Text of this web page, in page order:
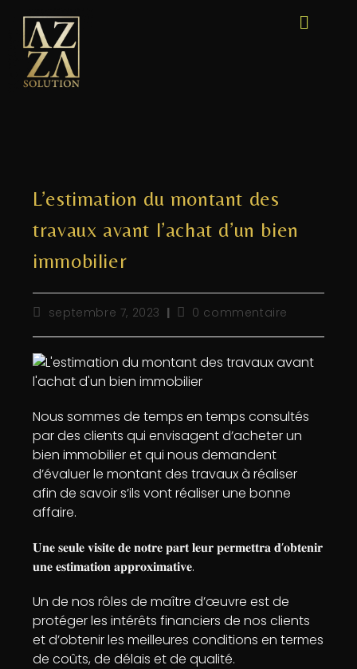
L’estimation du montant des
travaux avant l’achat d’un bien
immobilier
septembre 7, 2023 0 commentaire
Nous sommes de temps en temps consultés
par des clients qui envisagent d’acheter un
bien immobilier et qui nous demandent
d’évaluer le montant des travaux à réaliser
afin de savoir s’ils vont réaliser une bonne
affaire.
𝐔𝐧𝐞 𝐬𝐞𝐮𝐥𝐞 𝐯𝐢𝐬𝐢𝐭𝐞 𝐝𝐞 𝐧𝐨𝐭𝐫𝐞 𝐩𝐚𝐫𝐭 𝐥𝐞𝐮𝐫 𝐩𝐞𝐫𝐦𝐞𝐭𝐭𝐫𝐚 𝐝’𝐨𝐛𝐭𝐞𝐧𝐢𝐫
𝐮𝐧𝐞 𝐞𝐬𝐭𝐢𝐦𝐚𝐭𝐢𝐨𝐧 𝐚𝐩𝐩𝐫𝐨𝐱𝐢𝐦𝐚𝐭𝐢𝐯𝐞.
Un de nos rôles de maître d’œuvre est de
protéger les intérêts financiers de nos clients
et d’obtenir les meilleures conditions en termes
de coûts, de délais et de qualité.